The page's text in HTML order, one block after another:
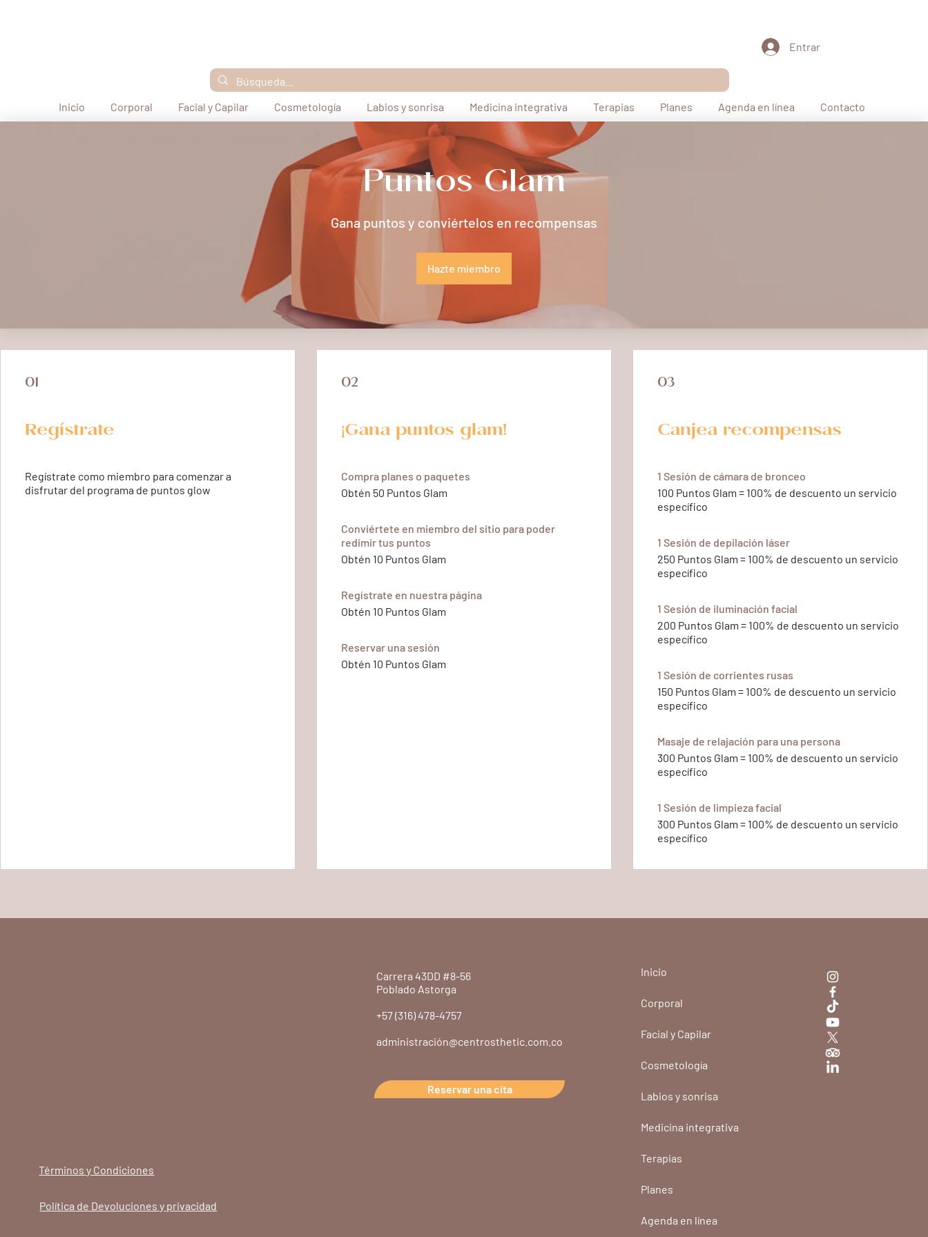
Entrar
Inicio Corporal Facial y Capilar Cosmetología Labios y sonrisa Medicina integrativa Terapias Planes Agenda en línea Contacto
Puntos Glam
Gana puntos y conviértelos en recompensas
Hazte miembro
01
Regístrate
Regístrate como miembro para comenzar a
disfrutar del programa de puntos glow
02
¡Gana puntos glam!
Compra planes o paquetes
Obtén 50 Puntos Glam
Conviértete en miembro del sitio para poder
redimir tus puntos
Obtén 10 Puntos Glam
Regístrate en nuestra página
Obtén 10 Puntos Glam
Reservar una sesión
Obtén 10 Puntos Glam
03
Canjea recompensas
1 Sesión de cámara de bronceo
100 Puntos Glam = 100% de descuento un servicio
específico
1 Sesión de depilación láser
250 Puntos Glam = 100% de descuento un servicio
específico
1 Sesión de iluminación facial
200 Puntos Glam = 100% de descuento un servicio
específico
1 Sesión de corrientes rusas
150 Puntos Glam = 100% de descuento un servicio
específico
Masaje de relajación para una persona
300 Puntos Glam = 100% de descuento un servicio
específico
1 Sesión de limpieza facial
300 Puntos Glam = 100% de descuento un servicio
específico
Términos y Condiciones
Política de Devoluciones y privacidad
Carrera 43DD #8-56
Poblado Astorga
+57 (316) 478-4757
administración@centrosthetic.com.co
Reservar una cita
Inicio
Corporal
Facial y Capilar
Cosmetología
Labios y sonrisa
Medicina integrativa
Terapias
Planes
Agenda en línea